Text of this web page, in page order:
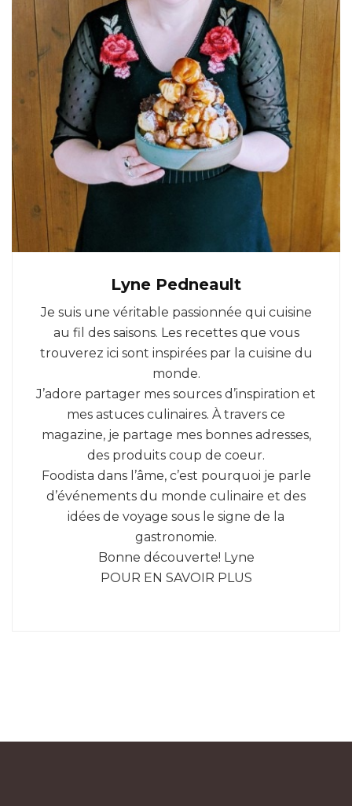
Lyne Pedneault
Je suis une véritable passionnée qui cuisine
au fil des saisons. Les recettes que vous
trouverez ici sont inspirées par la cuisine du
monde.
J’adore partager mes sources d’inspiration et
mes astuces culinaires. À travers ce
magazine, je partage mes bonnes adresses,
des produits coup de coeur.
Foodista dans l’âme, c’est pourquoi je parle
d’événements du monde culinaire et des
idées de voyage sous le signe de la
gastronomie.
Bonne découverte! Lyne
POUR EN SAVOIR PLUS